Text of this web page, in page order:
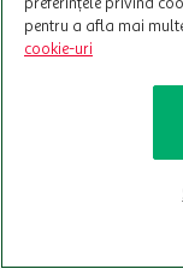
care aceste este
intretineri sau
preferințele privind
pentru a afla mai
cookie-uri